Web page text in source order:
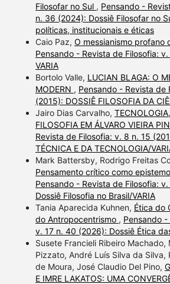
Filosofar no Sul , Pensando -
n. 36 (2024): Dossiê Filosofar no
políticas, institucionais e éticas
Caio Paz, O messianismo profano
Pensando - Revista de Filosofia:
VARIA
Bortolo Valle, LUCIAN BLAGA: O
MODERN , Pensando - Revista de
(2015): DOSSIÊ FILOSOFIA DA
Jairo Dias Carvalho,
FILOSOFIA EM ÁLVARO VIEIRA
Revista de Filosofia: v. 8 n. 15
TÉCNICA E DA TECNOLOGIA/
Mark Battersby, Rodrigo Freitas
Pensamento crítico como
Pensando - Revista de Filosofia:
Dossiê Filosofia no Brasil/VARIA
Tania Aparecida Kuhnen, Ética do
do Antropocentrismo , Pensando -
v. 17 n. 40 (2026): Dossiê Ética
Susete Francieli Ribeiro Machado,
Pizzato, André Luís Silva da Silva,
de Moura, José Claudio Del Pino,
E IMRE LAKATOS: UMA